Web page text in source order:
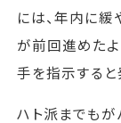
には、年内に
が前回進めた
手を指示すると
ハト派までもが